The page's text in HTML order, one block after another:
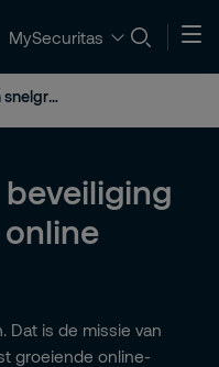
MySecuritas
Redcare: grip op beveiliging in snelgroeiende online apotheek
Dat is de missie van
groeiende online-